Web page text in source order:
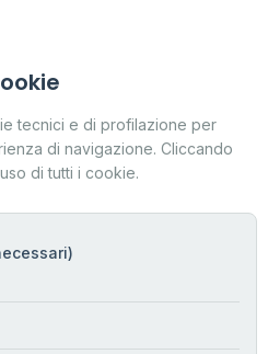
03859300364
Imprese e del Made in Italy
quotidiano
tecnici e di profilazione per
di navigazione. Cliccando
di tutti i cookie.